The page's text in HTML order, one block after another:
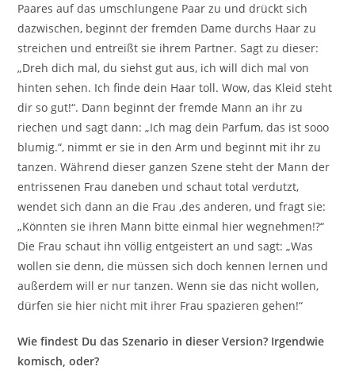
Paares auf das umschlungene Paar zu und drückt sich
dazwischen, beginnt der fremden Dame durchs Haar zu
streichen und entreißt sie ihrem Partner. Sagt zu dieser:
„Dreh dich mal, du siehst gut aus, ich will dich mal von
hinten sehen. Ich finde dein Haar toll. Wow, das Kleid steht
dir so gut!“. Dann beginnt der fremde Mann an ihr zu
riechen und sagt dann: „Ich mag dein Parfum, das ist sooo
blumig.“, nimmt er sie in den Arm und beginnt mit ihr zu
tanzen. Während dieser ganzen Szene steht der Mann der
entrissenen Frau daneben und schaut total verdutzt,
wendet sich dann an die Frau ,des anderen, und fragt sie:
„Könnten sie ihren Mann bitte einmal hier wegnehmen!?“
Die Frau schaut ihn völlig entgeistert an und sagt: „Was
wollen sie denn, die müssen sich doch kennen lernen und
außerdem will er nur tanzen. Wenn sie das nicht wollen,
dürfen sie hier nicht mit ihrer Frau spazieren gehen!“
Wie findest Du das Szenario in dieser Version? Irgendwie
komisch, oder?